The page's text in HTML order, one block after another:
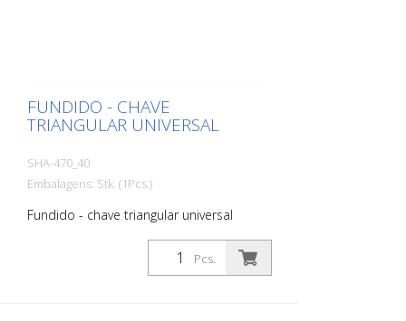
FUNDIDO - CHAVE
TRIANGULAR UNIVERSAL
SHA-470_40
Embalagens: Stk. (1Pcs.)
Fundido - chave triangular universal
Pcs.